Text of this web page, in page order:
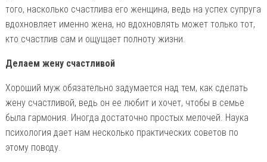
того, насколько счастлива его женщина, ведь на успех супруга
вдохновляет именно жена, но вдохновлять может только тот,
кто счастлив сам и ощущает полноту жизни.
Делаем жену счастливой
Хороший муж обязательно задумается над тем, как сделать
жену счастливой, ведь он ее любит и хочет, чтобы в семье
была гармония. Иногда достаточно простых мелочей. Наука
психология дает нам несколько практических советов по
этому поводу.